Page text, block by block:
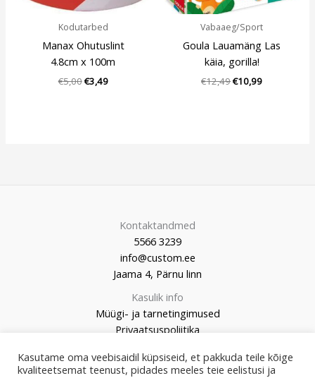
Kodutarbed
Manax Ohutuslint
4.8cm x 100m
€5,00€3,49
Vabaaeg/Sport
Goula Lauamäng Las
käia, gorilla!
€12,49€10,99
Kontaktandmed
5566 3239
info@custom.ee
Jaama 4, Pärnu linn
Kasulik info
Müügi- ja tarnetingimused
Privaatsuspoliitika
Kasutame oma veebisaidil küpsiseid, et pakkuda teile kõige
kvaliteetsemat teenust, pidades meeles teie eelistusi ja